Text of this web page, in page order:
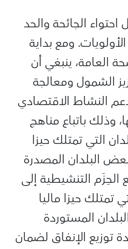
الجائحة والحد
ومع بداية
العامة، ينبغي أن
الشمول ومعالجة
النشاط الاقتصادي
وذلك باتباع مناهج
التي تمتلك حيزا
البلدان المصدرة
التنشيطية إلى
تمتلك حيزا ماليا
المستوردة
توزيع الإنفاق لضمان